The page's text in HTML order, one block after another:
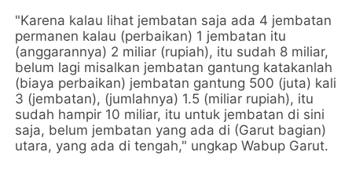
"Karena kalau lihat jembatan saja ada 4 jembatan
permanen kalau (perbaikan) 1 jembatan itu
(anggarannya) 2 miliar (rupiah), itu sudah 8 miliar,
belum lagi misalkan jembatan gantung katakanlah
(biaya perbaikan) jembatan gantung 500 (juta) kali
3 (jembatan), (jumlahnya) 1.5 (miliar rupiah), itu
sudah hampir 10 miliar, itu untuk jembatan di sini
saja, belum jembatan yang ada di (Garut bagian)
utara, yang ada di tengah," ungkap Wabup Garut.